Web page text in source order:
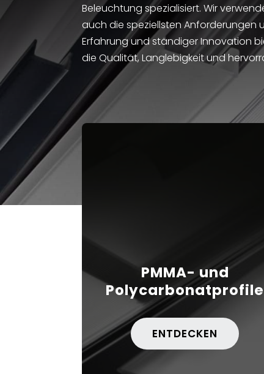
Beleuchtung spezialisiert. Wir
auch die speziellsten Anforderungen
Erfahrung und ständiger Innovation
die Qualität, Langlebigkeit und
PMMA- und
Polycarbonatprofile
ENTDECKEN